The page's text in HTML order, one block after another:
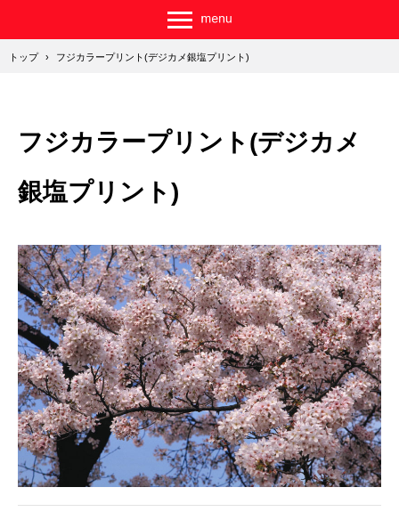
トップ › フジカラープリント(デジカメ銀塩プリント)
フジカラープリント(デジカメ
銀塩プリント)